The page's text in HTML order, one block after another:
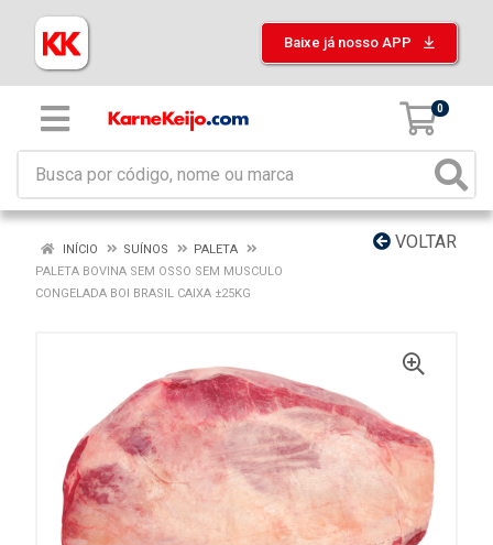
Baixe já nosso APP
0
VOLTAR
INÍCIO SUÍNOS
PALETA
PALETA BOVINA SEM OSSO SEM MUSCULO
CONGELADA BOI BRASIL CAIXA ±25KG